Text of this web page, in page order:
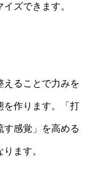
ズできます。
えることで力みを
を作ります。「打
す感覚」を高める
ます。